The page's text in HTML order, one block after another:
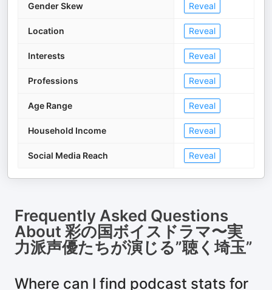
Gender Skew Reveal
Location Reveal
Interests Reveal
Professions Reveal
Age Range Reveal
Household Income Reveal
Social Media Reach Reveal
Frequently Asked Questions
About 彩の国ボイスドラマ〜実
力派声優たちが演じる”聴く埼玉”
Where can I find podcast stats for